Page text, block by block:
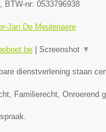
, BTW-nr: 0533796938
Jan De Meulenaere
| Screenshot ▼
dienstverlening staan
Familierecht, Onroerend